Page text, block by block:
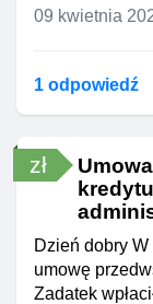
09 kwietnia
1 odpowiedź
zł
Dzień dobry
umowę
Zadatek